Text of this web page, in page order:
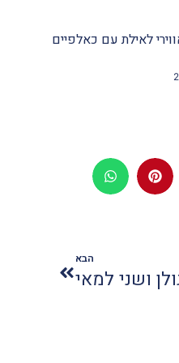
לאילת עם כאלפיים
הבא
ושני למאי